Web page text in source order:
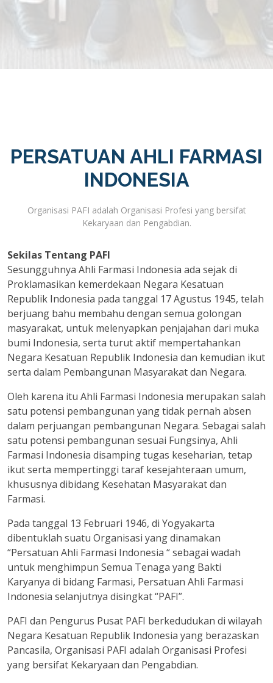
PERSATUAN AHLI FARMASI
INDONESIA
Organisasi PAFI adalah Organisasi Profesi yang bersifat
Kekaryaan dan Pengabdian.
Sekilas Tentang PAFI
Sesungguhnya Ahli Farmasi Indonesia ada sejak di
Proklamasikan kemerdekaan Negara Kesatuan
Republik Indonesia pada tanggal 17 Agustus 1945, telah
berjuang bahu membahu dengan semua golongan
masyarakat, untuk melenyapkan penjajahan dari muka
bumi Indonesia, serta turut aktif mempertahankan
Negara Kesatuan Republik Indonesia dan kemudian ikut
serta dalam Pembangunan Masyarakat dan Negara.
Oleh karena itu Ahli Farmasi Indonesia merupakan salah
satu potensi pembangunan yang tidak pernah absen
dalam perjuangan pembangunan Negara. Sebagai salah
satu potensi pembangunan sesuai Fungsinya, Ahli
Farmasi Indonesia disamping tugas keseharian, tetap
ikut serta mempertinggi taraf kesejahteraan umum,
khususnya dibidang Kesehatan Masyarakat dan
Farmasi.
Pada tanggal 13 Februari 1946, di Yogyakarta
dibentuklah suatu Organisasi yang dinamakan
“Persatuan Ahli Farmasi Indonesia “ sebagai wadah
untuk menghimpun Semua Tenaga yang Bakti
Karyanya di bidang Farmasi, Persatuan Ahli Farmasi
Indonesia selanjutnya disingkat “PAFI”.
PAFI dan Pengurus Pusat PAFI berkedudukan di wilayah
Negara Kesatuan Republik Indonesia yang berazaskan
Pancasila, Organisasi PAFI adalah Organisasi Profesi
yang bersifat Kekaryaan dan Pengabdian.